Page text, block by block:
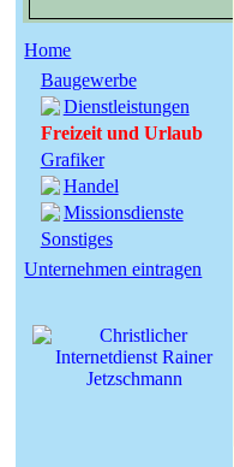
Home
Baugewerbe
Dienstleistungen
Freizeit und Urlaub
Grafiker
Handel
Missionsdienste
Sonstiges
Unternehmen eintragen